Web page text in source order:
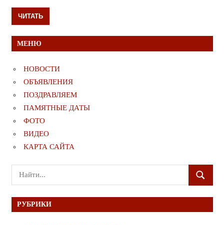
ЧИТАТЬ
МЕНЮ
НОВОСТИ
ОБЪЯВЛЕНИЯ
ПОЗДРАВЛЯЕМ
ПАМЯТНЫЕ ДАТЫ
ФОТО
ВИДЕО
КАРТА САЙТА
Поиск
для:
ПОИСК
РУБРИКИ